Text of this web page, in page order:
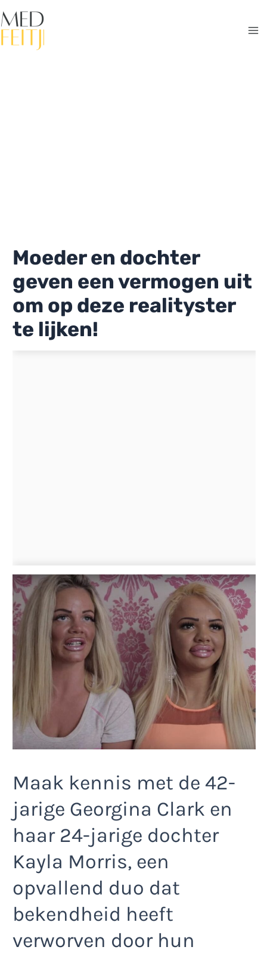
naar
de
Moeder en dochter
geven een vermogen uit
om op deze realityster
te lijken!
Maak kennis met de 42-
jarige Georgina Clark en
haar 24-jarige dochter
Kayla Morris, een
opvallend duo dat
bekendheid heeft
verworven door hun